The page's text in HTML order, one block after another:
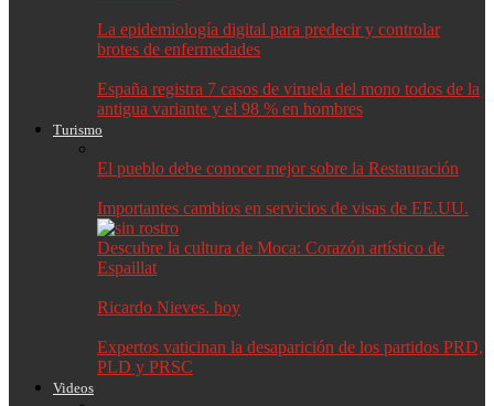
La epidemiología digital para predecir y controlar
brotes de enfermedades
España registra 7 casos de viruela del mono todos de la
antigua variante y el 98 % en hombres
Turismo
El pueblo debe conocer mejor sobre la Restauración
Importantes cambios en servicios de visas de EE.UU.
Descubre la cultura de Moca: Corazón artístico de
Espaillat
Ricardo Nieves. hoy
Expertos vaticinan la desaparición de los partidos PRD,
PLD y PRSC
Videos